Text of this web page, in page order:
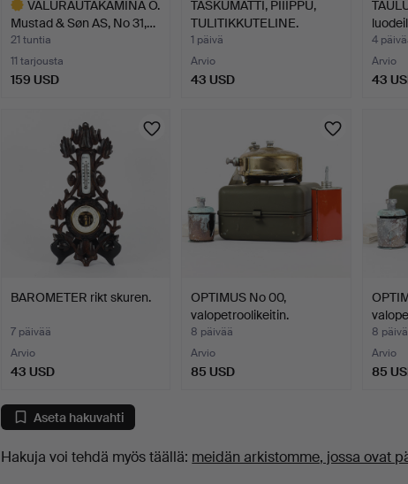
VALURAUTAKAMINA O.
Mustad & Søn AS, No 31,…
21 tuntia
11 tarjousta
159 USD
TASKUMATTI, PIIIPPU,
TULITIKKUTELINE.
1 päivä
Arvio
43 USD
4
Arvio
43
BAROMETER rikt skuren.
7 päivää
Arvio
43 USD
OPTIMUS No 00,
valopetroolikeitin.
8 päivää
Arvio
85 USD
8
Arvio
85
Aseta hakuvahti
Hakuja voi tehdä myös täällä: meidän arkistomme, jossa ovat